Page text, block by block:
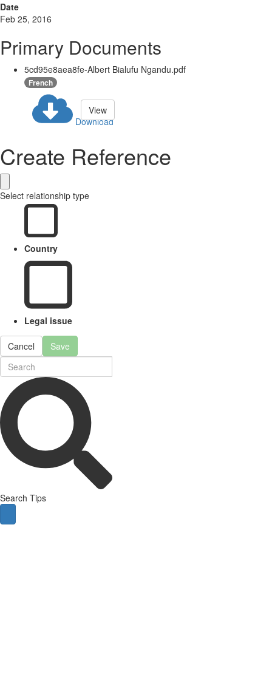
Date
Feb 25, 2016
Primary Documents
5cd95e8aea8fe-Albert Bialufu Ngandu.pdf
French
Download
View
Create Reference
Select relationship type
Country
Legal issue
Cancel Save
Search Tips